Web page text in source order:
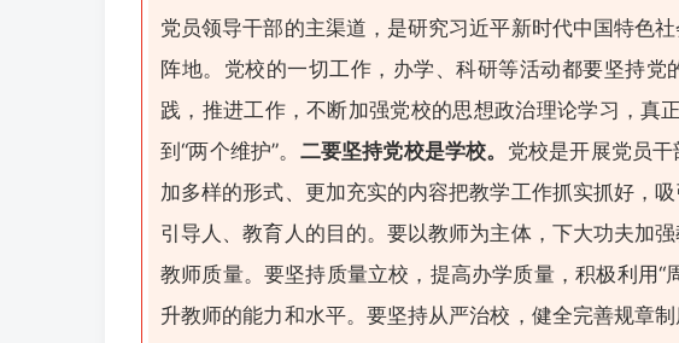
党员领导干部的主渠道，是研究习近平新时代中国特色
阵地。党校的一切工作，办学、科研等活动都要坚持
践，推进工作，不断加强党校的思想政治理论学习，真
到“两个维护”。 二要坚持党校是学校。 党校是开展党员
加多样的形式、更加充实的内容把教学工作抓实抓好，
引导人、教育人的目的。要以教师为主体，下大功夫加
教师质量。要坚持质量立校，提高办学质量，积极利用“
升教师的能力和水平。要坚持从严治校，健全完善规章